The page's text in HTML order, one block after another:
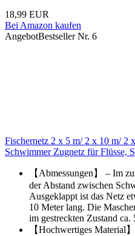
18,99 EUR
Bei Amazon kaufen
AngebotBestseller Nr. 6
Fischernetz 2 x 5 m/ 2 x 10 m/ 2
Schwimmer Zugnetz für Flüsse,
【Abmessungen】 – Im
der Abstand zwischen
Ausgeklappt ist das Netz
10 Meter lang. Die
im gestreckten Zustand ca.
【Hochwertiges Material